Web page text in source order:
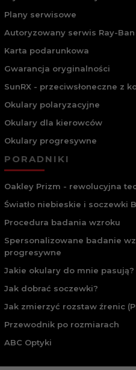
Plany serwisowe
Autoryzowany serwis Ray-
Karta podarunkowa
Gwarancja oryginalności
SunRX - przeciwsłoneczne z
Okulary polaryzacyjne
Okulary dla kierowców
Okulary progresywne
PORADNIKI
Oakley Prizm - rewolucyjna
Światło niebieskie i soczewki
Procedura badania wzroku
Spersonalizowane badanie
progresywne
Jakie okulary do mnie pasują?
Jak dobrać soczewki?
Jak zmierzyć rozstaw źrenic
Przewodnik po rozmiarach
ABC Optyki